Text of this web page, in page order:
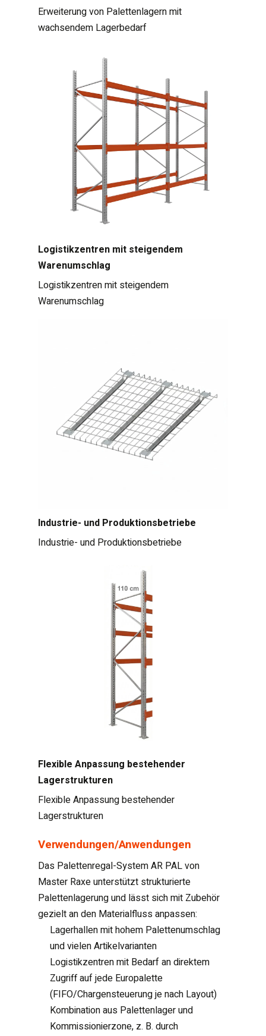
Erweiterung von Palettenlagern mit
wachsendem Lagerbedarf
Logistikzentren mit steigendem
Warenumschlag
Logistikzentren mit steigendem
Warenumschlag
Industrie- und Produktionsbetriebe
Industrie- und Produktionsbetriebe
Flexible Anpassung bestehender
Lagerstrukturen
Flexible Anpassung bestehender
Lagerstrukturen
Verwendungen/Anwendungen
Das Palettenregal-System AR PAL von
Master Raxe unterstützt strukturierte
Palettenlagerung und lässt sich mit Zubehör
gezielt an den Materialfluss anpassen:
Lagerhallen mit hohem Palettenumschlag
und vielen Artikelvarianten
Logistikzentren mit Bedarf an direktem
Zugriff auf jede Europalette
(FIFO/Chargensteuerung je nach Layout)
Kombination aus Palettenlager und
Kommissionierzone, z. B. durch